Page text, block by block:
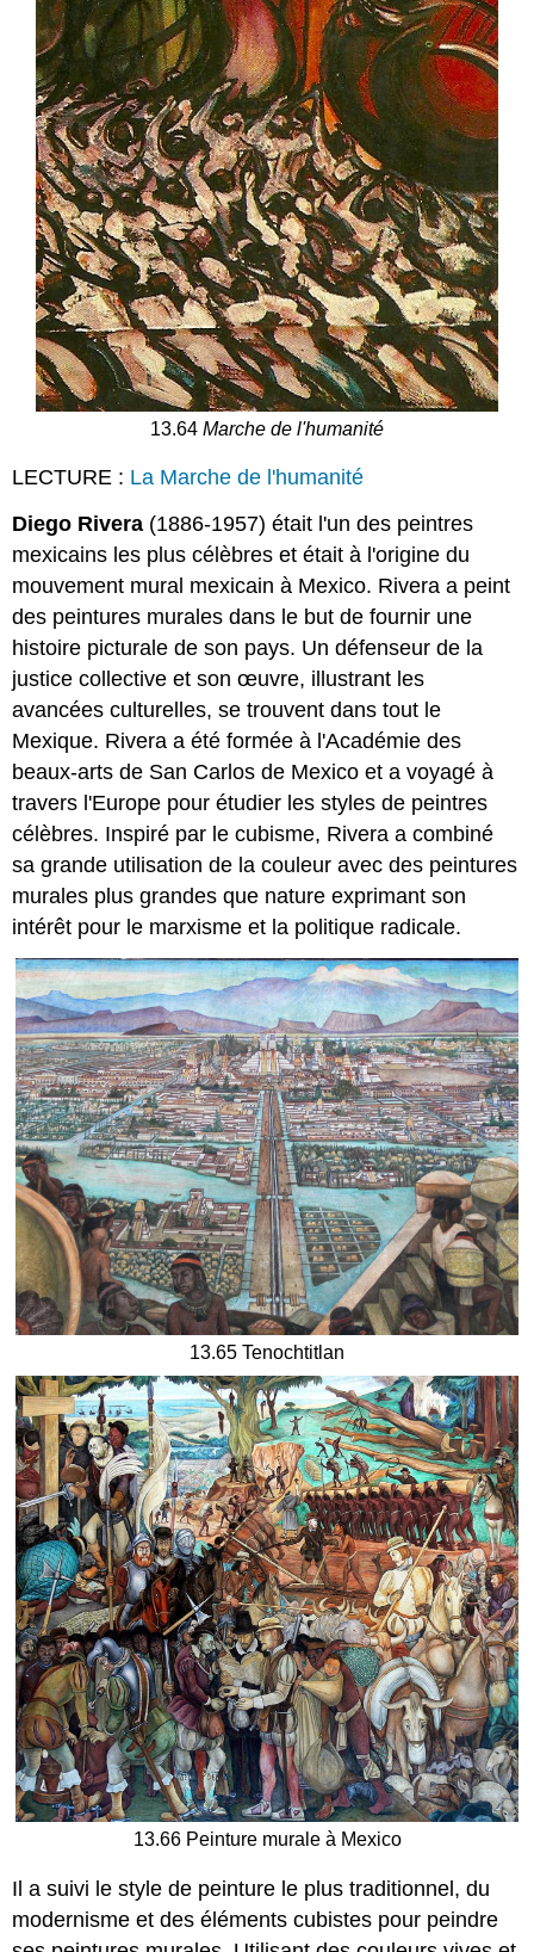
13.64 Marche de l'humanité
LECTURE : La Marche de l'humanité
Diego Rivera (1886-1957) était l'un des peintres
mexicains les plus célèbres et était à l'origine du
mouvement mural mexicain à Mexico. Rivera a peint
des peintures murales dans le but de fournir une
histoire picturale de son pays. Un défenseur de la
justice collective et son œuvre, illustrant les
avancées culturelles, se trouvent dans tout le
Mexique. Rivera a été formée à l'Académie des
beaux-arts de San Carlos de Mexico et a voyagé à
travers l'Europe pour étudier les styles de peintres
célèbres. Inspiré par le cubisme, Rivera a combiné
sa grande utilisation de la couleur avec des peintures
murales plus grandes que nature exprimant son
intérêt pour le marxisme et la politique radicale.
13.65 Tenochtitlan
13.66 Peinture murale à Mexico
Il a suivi le style de peinture le plus traditionnel, du
modernisme et des éléments cubistes pour peindre